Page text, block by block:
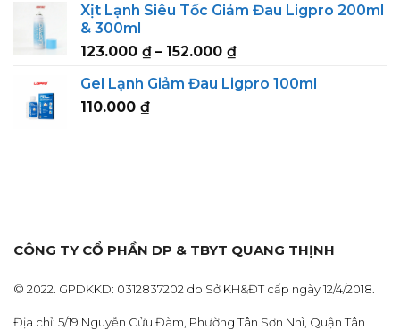
123.000 ₫
152.000 ₫
Xịt Lạnh Siêu Tốc Giảm Đau Ligpro 200ml
& 300ml
123.000 ₫ – 152.000 ₫Price
123.000 ₫
Gel Lạnh Giảm Đau Ligpro 100ml
110.000 ₫
CÔNG TY CỔ PHẦN DP & TBYT QUANG THỊNH
© 2022. GPDKKD: 0312837202 do Sở KH&ĐT cấp ngày 12/4/2018.
Địa chỉ: 5/19 Nguyễn Cửu Đàm, Phường Tân Sơn Nhì, Quận Tân